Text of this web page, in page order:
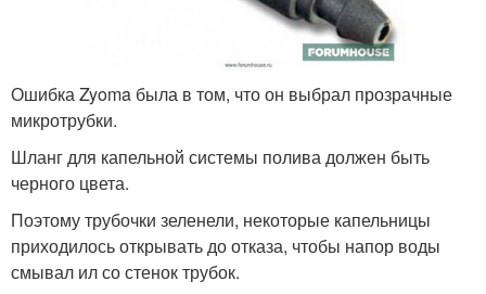
Ошибка Zyoma была в том, что он выбрал прозрачные
микротрубки.
Шланг для капельной системы полива должен быть
черного цвета.
Поэтому трубочки зеленели, некоторые капельницы
приходилось открывать до отказа, чтобы напор воды
смывал ил со стенок трубок.